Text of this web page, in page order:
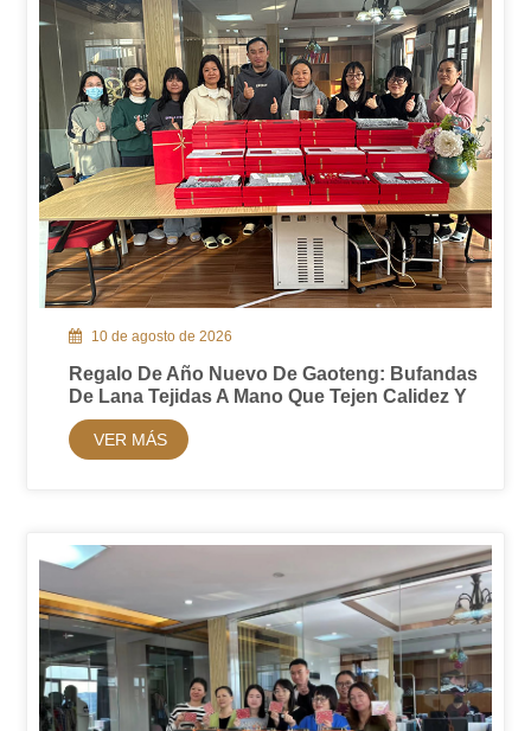
10 de agosto de 2026
Regalo De Año Nuevo De Gaoteng: Bufandas
De Lana Tejidas A Mano Que Tejen Calidez Y
Transmiten Sinceras Bendiciones
VER MÁS